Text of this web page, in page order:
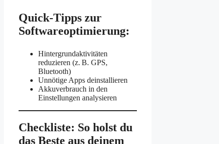
Quick-Tipps zur
Softwareoptimierung:
Hintergrundaktivitäten
reduzieren (z. B. GPS,
Bluetooth)
Unnötige Apps deinstallieren
Akkuverbrauch in den
Einstellungen analysieren
Checkliste: So holst du
das Beste aus deinem